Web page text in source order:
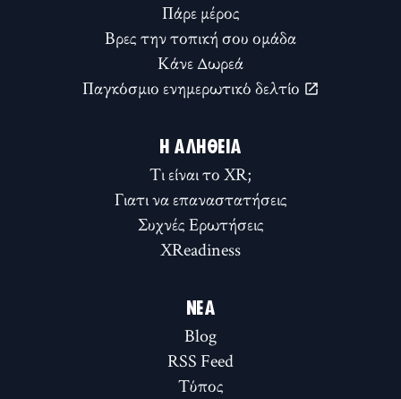
Πάρε μέρος
Βρες την τοπική σου ομάδα
Κάνε Δωρεά
Παγκόσμιο ενημερωτικό δελτίο
Η ΑΛΉΘΕΙΑ
Τι είναι το XR;
Γιατι να επαναστατήσεις
Συχνές Ερωτήσεις
XReadiness
ΝΈΑ
Blog
RSS Feed
Τύπος